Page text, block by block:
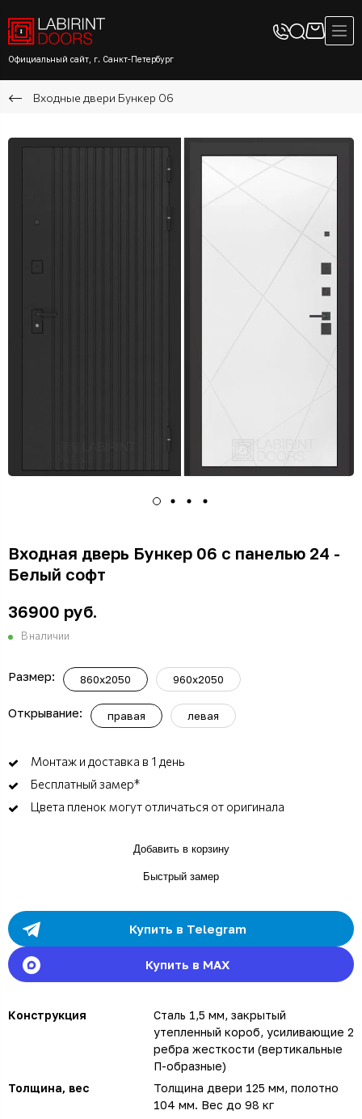
Официальный сайт, г. Санкт-Петербург
Входные двери Бункер 06
Входная дверь Бункер 06 с панелью 24 -
Белый софт
36900 руб.
В наличии
Размер: 860x2050 960x2050
Открывание: правая левая
Монтаж и доставка в 1 день
Бесплатный замер*
Цвета пленок могут отличаться от оригинала
Добавить в корзину
Быстрый замер
Купить в Telegram
Купить в MAX
Конструкция
Сталь 1,5 мм, закрытый
утепленный короб, усиливающие 2
ребра жесткости (вертикальные
П-образные)
Толщина, вес
Толщина двери 125 мм, полотно
104 мм. Вес до 98 кг